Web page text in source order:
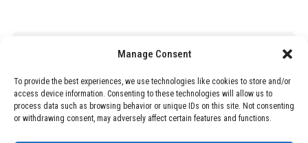
Manage Consent
To provide the best experiences, we use technologies like cookies to store and/or
access device information. Consenting to these technologies will allow us to
process data such as browsing behavior or unique IDs on this site. Not consenting
or withdrawing consent, may adversely affect certain features and functions.